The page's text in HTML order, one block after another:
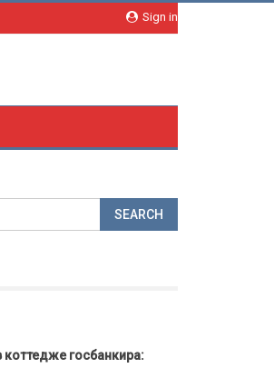
Sign in
госбанкира: